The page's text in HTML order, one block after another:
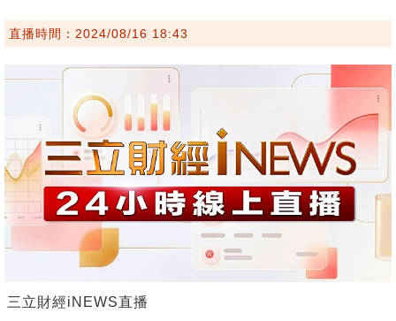
直播時間：2024/08/16 18:43
三立財經iNEWS直播